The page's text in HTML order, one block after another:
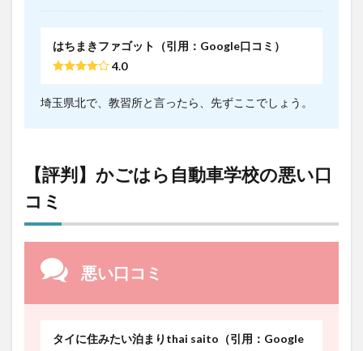
はちまきファゴット（引用：Google口コミ）
4.0
埼玉県北で、教習所と言ったら、先ずここでしょう。
【評判】かごはら自動車学校の悪い口
コミ
悪い口コミ
タイに住みたい泊まりthai saito（引用：Google